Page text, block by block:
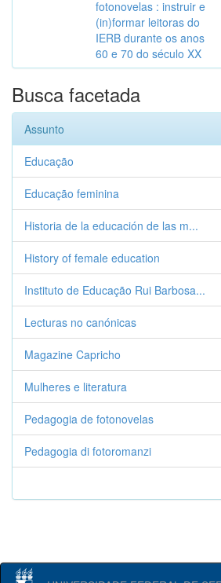
fotonovelas : instruir e
(in)formar leitoras do
IERB durante os anos
60 e 70 do século XX
Busca facetada
Assunto
Educação
Educação feminina
Historia de la educación de las m...
History of female education
Instituto de Educação Rui Barbosa...
Lecturas no canónicas
Magazine Capricho
Mulheres e literatura
Pedagogia de fotonovelas
Pedagogia di fotoromanzi